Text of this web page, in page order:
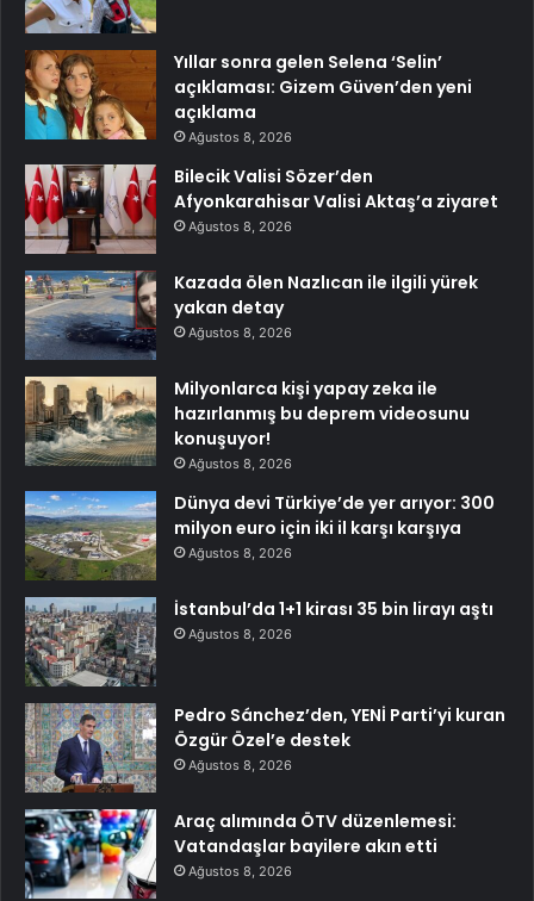
Yıllar sonra gelen Selena ‘Selin’
açıklaması: Gizem Güven’den yeni
açıklama
Ağustos 8, 2026
Bilecik Valisi Sözer’den
Afyonkarahisar Valisi Aktaş’a ziyaret
Ağustos 8, 2026
Kazada ölen Nazlıcan ile ilgili yürek
yakan detay
Ağustos 8, 2026
Milyonlarca kişi yapay zeka ile
hazırlanmış bu deprem videosunu
konuşuyor!
Ağustos 8, 2026
Dünya devi Türkiye’de yer arıyor: 300
milyon euro için iki il karşı karşıya
Ağustos 8, 2026
İstanbul’da 1+1 kirası 35 bin lirayı aştı
Ağustos 8, 2026
Pedro Sánchez’den, YENİ Parti’yi kuran
Özgür Özel’e destek
Ağustos 8, 2026
Araç alımında ÖTV düzenlemesi:
Vatandaşlar bayilere akın etti
Ağustos 8, 2026